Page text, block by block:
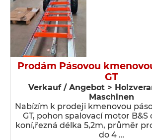
Prodám Pásovou
GT
Verkauf / Angebot >
Maschinen
Nabízím k prodeji kmenovou
GT, pohon spalovací motor B&S
koní,řezná délka 5,2m, průměr
do 4 …